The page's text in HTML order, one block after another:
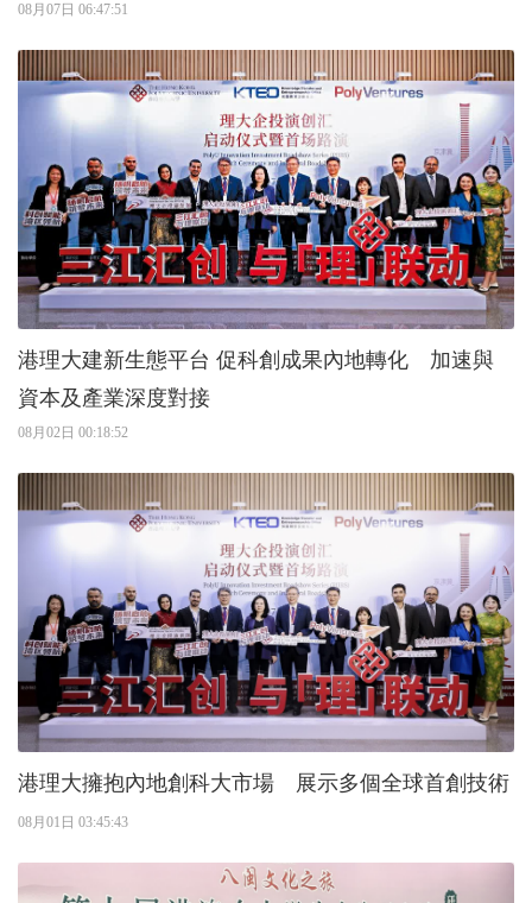
08月07日 06:47:51
港理大建新生態平台 促科創成果內地轉化 加速與
資本及產業深度對接
08月02日 00:18:52
港理大擁抱內地創科大市場 展示多個全球首創技術
08月01日 03:45:43